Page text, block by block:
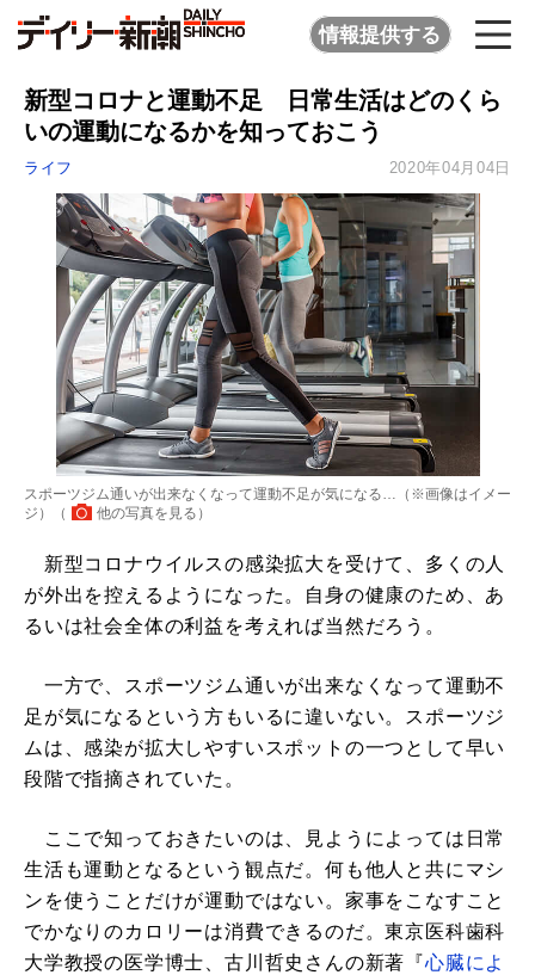
情報提供する
新型コロナと運動不足 日常生活はどのくら
いの運動になるかを知っておこう
ライフ 2020年04月04日
スポーツジム通いが出来なくなって運動不足が気になる…（※画像はイメー
ジ）（
他の写真を見る ）
新型コロナウイルスの感染拡大を受けて、多くの人
が外出を控えるようになった。自身の健康のため、あ
るいは社会全体の利益を考えれば当然だろう。
一方で、スポーツジム通いが出来なくなって運動不
足が気になるという方もいるに違いない。スポーツジ
ムは、感染が拡大しやすいスポットの一つとして早い
段階で指摘されていた。
ここで知っておきたいのは、見ようによっては日常
生活も運動となるという観点だ。何も他人と共にマシ
ンを使うことだけが運動ではない。家事をこなすこと
でかなりのカロリーは消費できるのだ。東京医科歯科
大学教授の医学博士、古川哲史さんの新著『心臓によ